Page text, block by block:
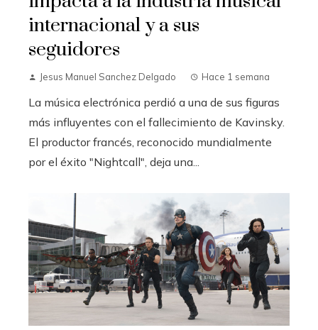
internacional y a sus
seguidores
Jesus Manuel Sanchez Delgado Hace 1 semana
La música electrónica perdió a una de sus figuras
más influyentes con el fallecimiento de Kavinsky.
El productor francés, reconocido mundialmente
por el éxito "Nightcall", deja una...